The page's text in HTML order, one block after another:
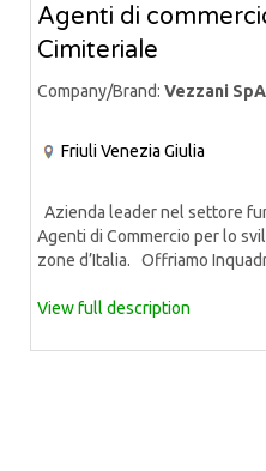
Agenti di
Cimiteriale
Company/Brand: Vezzani SpA
Friuli Venezia Giulia
Azienda leader nel settore
Agenti di Commercio per lo
zone d’Italia. Offriamo
View full description